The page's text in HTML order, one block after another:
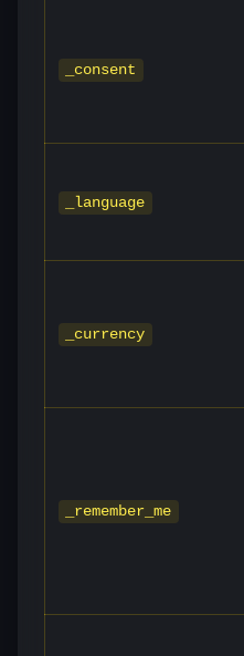
_consent
_language
_currency
_remember_me